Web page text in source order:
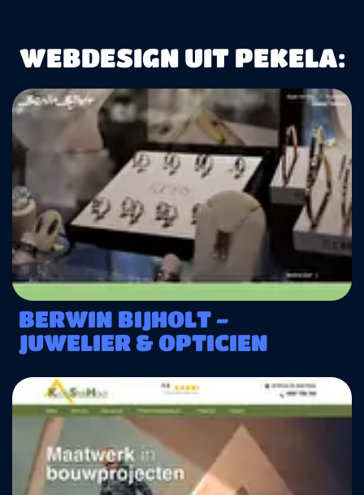
WEBDESIGN UIT PEKELA:
BERWIN BIJHOLT -
JUWELIER & OPTICIEN